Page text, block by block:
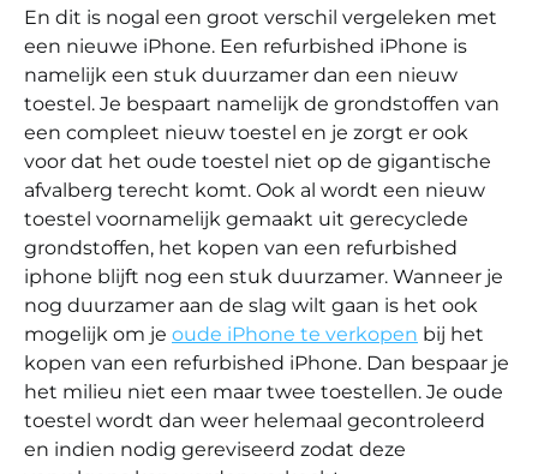
En dit is nogal een groot verschil vergeleken met
een nieuwe iPhone. Een refurbished iPhone is
namelijk een stuk duurzamer dan een nieuw
toestel. Je bespaart namelijk de grondstoffen van
een compleet nieuw toestel en je zorgt er ook
voor dat het oude toestel niet op de gigantische
afvalberg terecht komt. Ook al wordt een nieuw
toestel voornamelijk gemaakt uit gerecyclede
grondstoffen, het kopen van een refurbished
iphone blijft nog een stuk duurzamer. Wanneer je
nog duurzamer aan de slag wilt gaan is het ook
mogelijk om je oude iPhone te verkopen bij het
kopen van een refurbished iPhone. Dan bespaar je
het milieu niet een maar twee toestellen. Je oude
toestel wordt dan weer helemaal gecontroleerd
en indien nodig gereviseerd zodat deze